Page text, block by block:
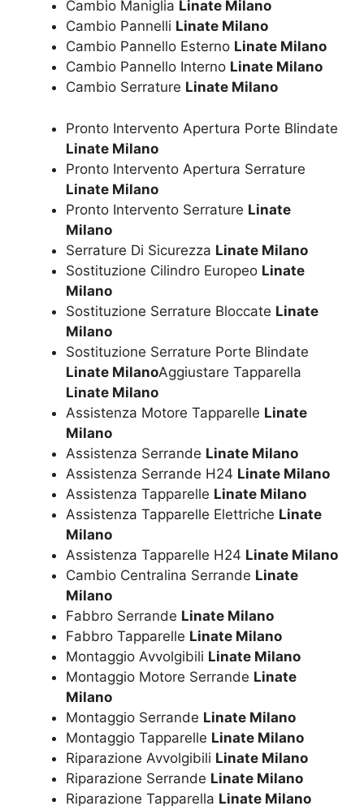
Cambio Maniglia Linate Milano
Cambio Pannelli Linate Milano
Cambio Pannello Esterno Linate Milano
Cambio Pannello Interno Linate Milano
Cambio Serrature Linate Milano
Pronto Intervento Apertura Porte Blindate
Linate Milano
Pronto Intervento Apertura Serrature
Linate Milano
Pronto Intervento Serrature Linate
Milano
Serrature Di Sicurezza Linate Milano
Sostituzione Cilindro Europeo Linate
Milano
Sostituzione Serrature Bloccate Linate
Milano
Sostituzione Serrature Porte Blindate
Linate MilanoAggiustare Tapparella
Linate Milano
Assistenza Motore Tapparelle Linate
Milano
Assistenza Serrande Linate Milano
Assistenza Serrande H24 Linate Milano
Assistenza Tapparelle Linate Milano
Assistenza Tapparelle Elettriche Linate
Milano
Assistenza Tapparelle H24 Linate Milano
Cambio Centralina Serrande Linate
Milano
Fabbro Serrande Linate Milano
Fabbro Tapparelle Linate Milano
Montaggio Avvolgibili Linate Milano
Montaggio Motore Serrande Linate
Milano
Montaggio Serrande Linate Milano
Montaggio Tapparelle Linate Milano
Riparazione Avvolgibili Linate Milano
Riparazione Serrande Linate Milano
Riparazione Tapparella Linate Milano